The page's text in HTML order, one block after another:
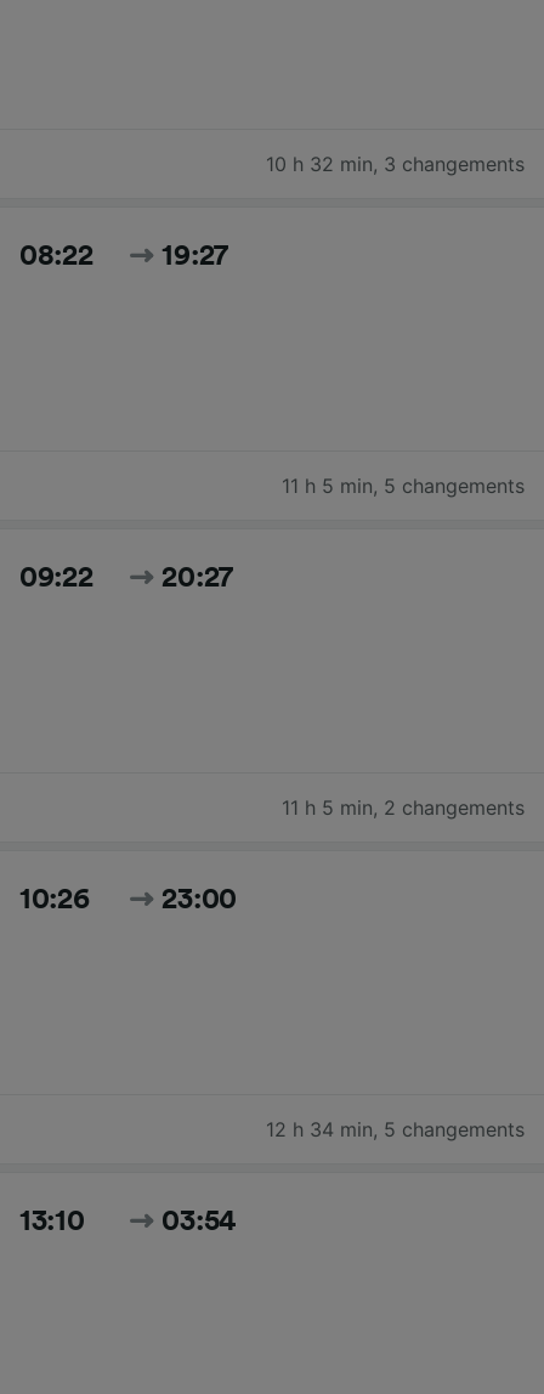
10 h 32 min, 3 changements
08:22 19:27
11 h 5 min, 5 changements
09:22 20:27
11 h 5 min, 2 changements
10:26 23:00
12 h 34 min, 5 changements
13:10 03:54